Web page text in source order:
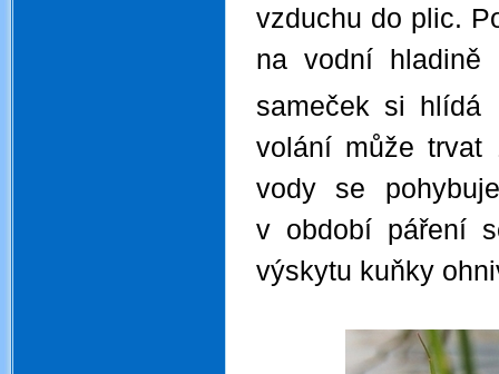
vzduchu do plic.
na vodní hladině
sameček si
volání může trvat
vody se
v období páření
výskytu kuňky